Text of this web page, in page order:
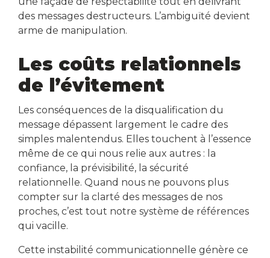
des messages destructeurs. L’ambiguïté devient
arme de manipulation.
Les coûts relationnels
de l’évitement
Les conséquences de la disqualification du
message dépassent largement le cadre des
simples malentendus. Elles touchent à l’essence
même de ce qui nous relie aux autres : la
confiance, la prévisibilité, la sécurité
relationnelle. Quand nous ne pouvons plus
compter sur la clarté des messages de nos
proches, c’est tout notre système de références
qui vacille.
Cette instabilité communicationnelle génère ce